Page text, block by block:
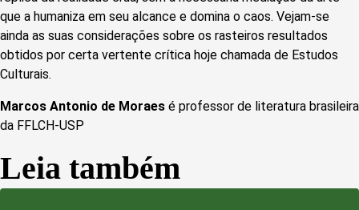
que a humaniza em seu alcance e domina o caos. Vejam-se
ainda as suas considerações sobre os rasteiros resultados
obtidos por certa vertente crítica hoje chamada de Estudos
Culturais.
Marcos Antonio de Moraes é professor de literatura brasileira
da FFLCH-USP
Leia também